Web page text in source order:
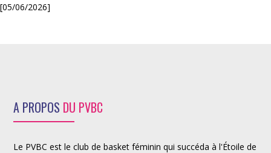
[05/06/2026]
A PROPOS DU PVBC
Le PVBC est le club de basket féminin qui succéda à l'Étoile de